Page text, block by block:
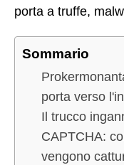
porta a truffe,
Sommario
porta verso
Il trucco
CAPTCHA:
vengono